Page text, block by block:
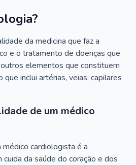
da medicina que faz a
e o tratamento de doenças que
elementos que constituem
inclui artérias, veias, capilares
de um médico
cardiologista é a
da saúde do coração e dos